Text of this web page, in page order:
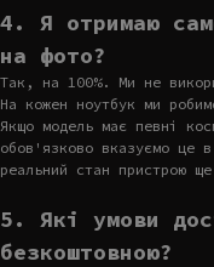
4. Я отримаю
на фото?
Так, на 100%. Ми не
На кожен ноутбук ми
Якщо модель має певні
обов'язково вказуємо це
реальний стан пристрою
5. Які умови
безкоштовною?